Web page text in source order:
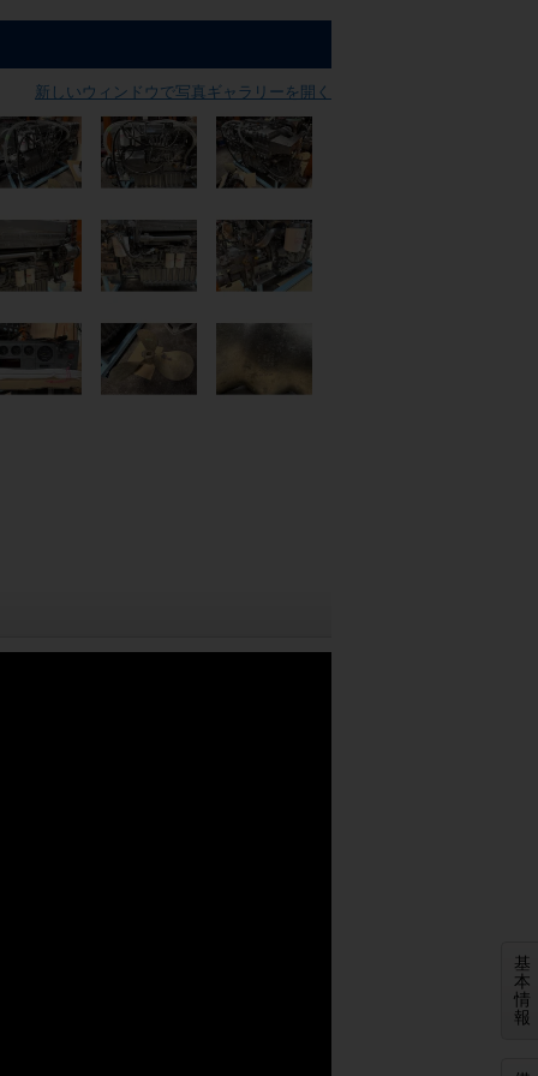
基
本
情
報
新しいウィンドウで写真ギャラリーを開く